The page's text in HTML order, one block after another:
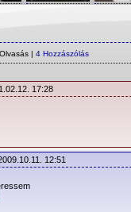
| 4 Hozzászólás
17:28
12:51